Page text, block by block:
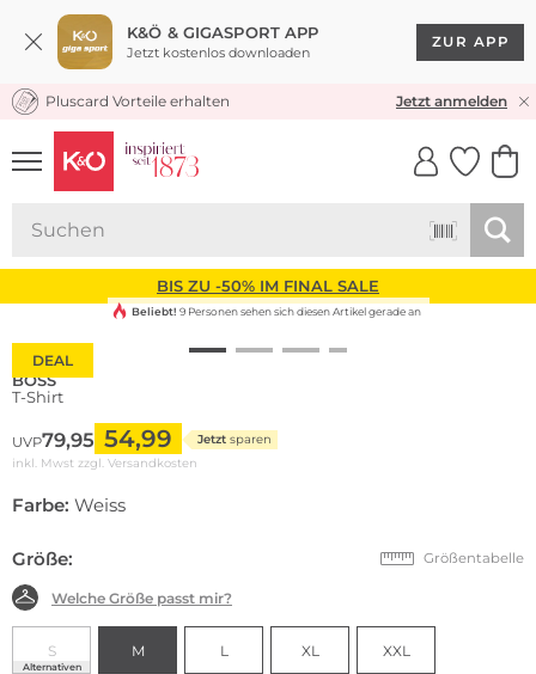
K&Ö & GIGASPORT APP
Jetzt kostenlos downloaden
ZUR APP
KOSTENLOSER VERSAND* & RÜCKVERSAND
Pluscard Vorteile erhalten Jetzt anmelden
UNSERE APP
CLICK &
BIS ZU -50% IM FINAL SALE
DEAL
Beliebt! 9 Personen sehen sich diesen Artikel gerade an
BOSS
T-Shirt
UVP79,95 54,99 Jetzt sparen
inkl. Mwst zzgl. Versandkosten
Farbe: Weiss
Größe: Größentabelle
Welche Größe passt mir?
S
Alternativen
M L XL XXL